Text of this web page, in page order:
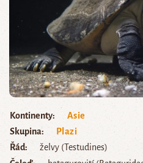
Kontinenty
Asie
Skupina
Plazi
Řád
želvy (Testudines)